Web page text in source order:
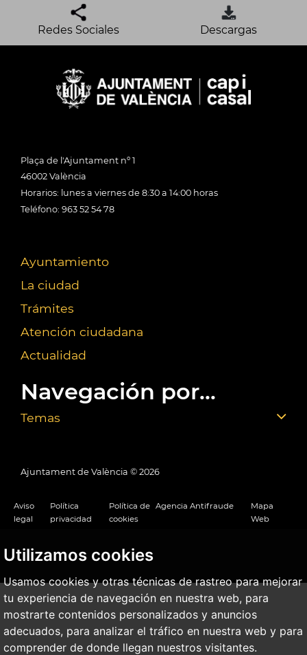
Utilizamos cookies
Usamos cookies y otras técnicas de rastreo para mejorar
tu experiencia de navegación en nuestra web, para
mostrarte contenidos personalizados y anuncios
adecuados, para analizar el tráfico en nuestra web y para
comprender de donde llegan nuestros visitantes.
Redes Sociales Descargas
Plaça de l'Ajuntament nº 1
46002 València
Horarios: lunes a viernes de 8:30 a 14:00 horas
Teléfono: 963 52 54 78
Ayuntamiento
La ciudad
Trámites
Atención ciudadana
Actualidad
Navegación por...
Temas
Ajuntament de València © 2026
Aviso
legal
Política
privacidad
Política de
cookies
Agencia Antifraude
Mapa
Web